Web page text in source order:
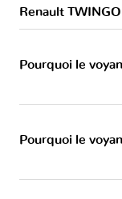
Renault
Pourquoi le
Pourquoi le